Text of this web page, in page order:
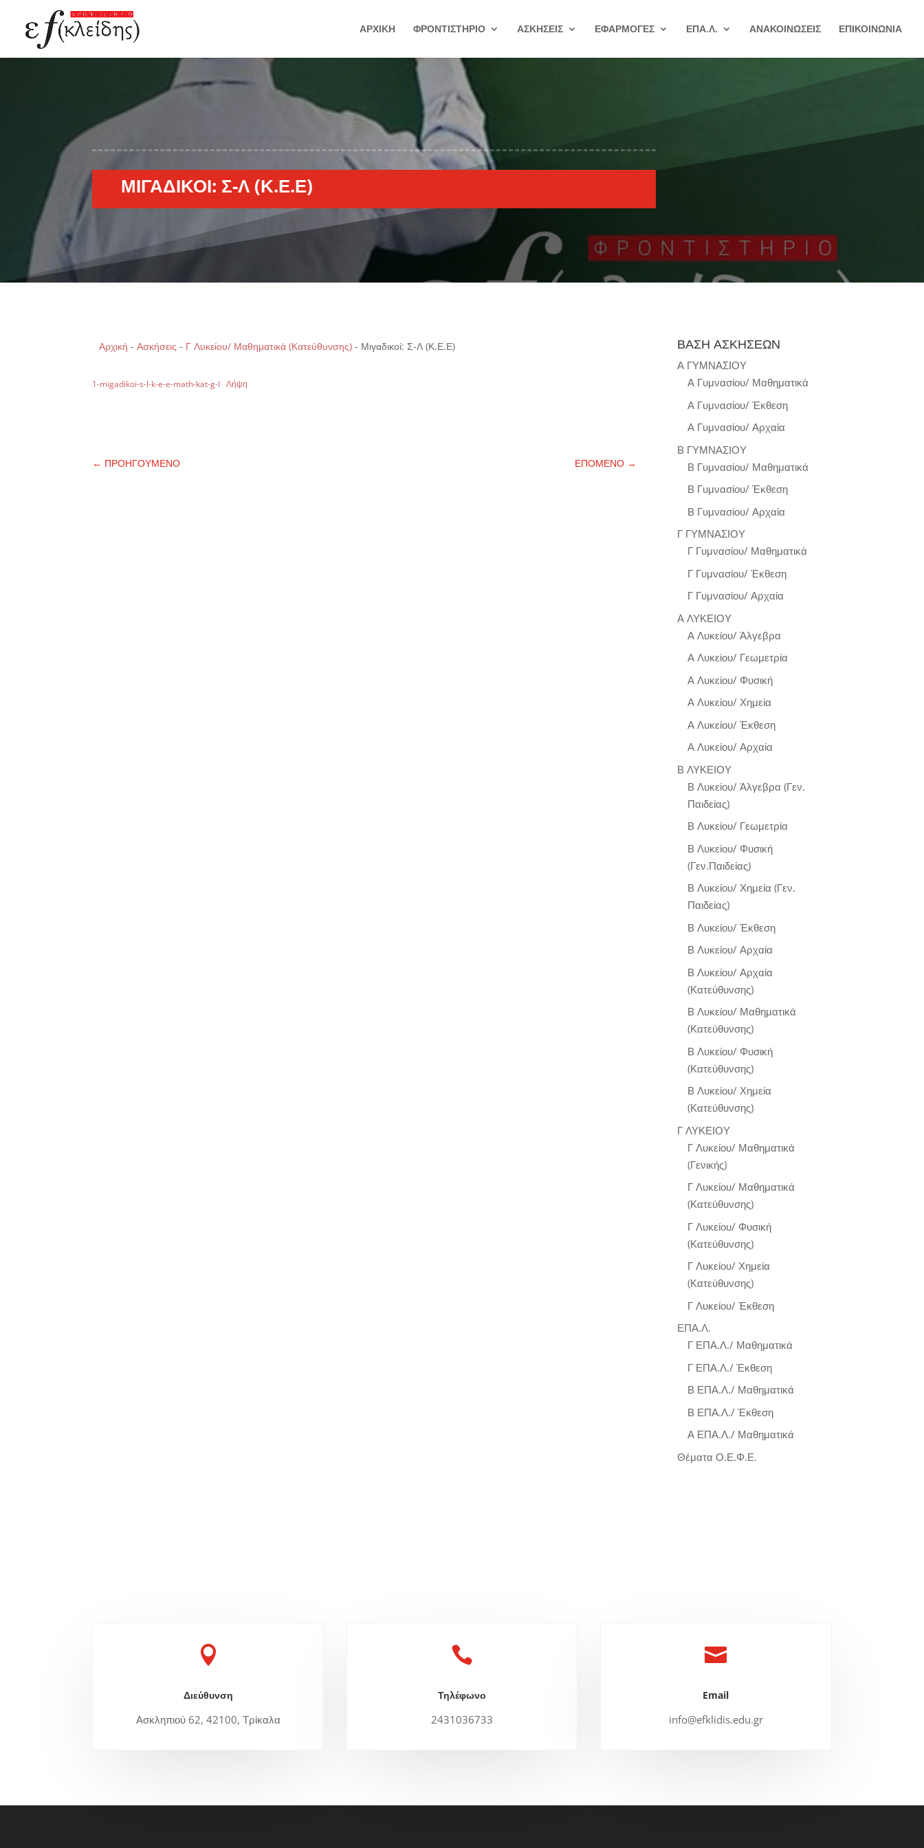
ΑΡΧΙΚΗ ΦΡΟΝΤΙΣΤΗΡΙΟ ΑΣΚΗΣΕΙΣ ΕΦΑΡΜΟΓΕΣ ΕΠΑ.Λ. ΑΝΑΚΟΙΝΩΣΕΙΣ ΕΠΙΚΟΙΝΩΝΙΑ
ΜΙΓΑΔΙΚΟΊ: Σ-Λ (Κ.Ε.Ε)
Αρχική -Ασκήσεις - Γ Λυκείου/ Μαθηματικά (Κατεύθυνσης) - Μιγαδικοί: Σ-Λ (Κ.Ε.Ε)
1-migadikoi-s-l-k-e-e-math-kat-g-l Λήψη
← ΠΡΟΗΓΟΥΜΕΝΟ ΕΠΟΜΕΝΟ →
ΒΑΣΗ ΑΣΚΗΣΕΩΝ
Α ΓΥΜΝΑΣΙΟΥ
Α Γυμνασίου/ Μαθηματικά
Α Γυμνασίου/ Έκθεση
Α Γυμνασίου/ Αρχαία
Β ΓΥΜΝΑΣΙΟΥ
Β Γυμνασίου/ Μαθηματικά
Β Γυμνασίου/ Έκθεση
Β Γυμνασίου/ Αρχαία
Γ ΓΥΜΝΑΣΙΟΥ
Γ Γυμνασίου/ Μαθηματικά
Γ Γυμνασίου/ Έκθεση
Γ Γυμνασίου/ Αρχαία
Α ΛΥΚΕΙΟΥ
Α Λυκείου/ Άλγεβρα
Α Λυκείου/ Γεωμετρία
Α Λυκείου/ Φυσική
Α Λυκείου/ Χημεία
Α Λυκείου/ Έκθεση
Α Λυκείου/ Αρχαία
Β ΛΥΚΕΙΟΥ
Β Λυκείου/ Άλγεβρα (Γεν.
Παιδείας)
Β Λυκείου/ Γεωμετρία
Β Λυκείου/ Φυσική
(Γεν.Παιδείας)
Β Λυκείου/ Χημεία (Γεν.
Παιδείας)
Β Λυκείου/ Έκθεση
Β Λυκείου/ Αρχαία
Β Λυκείου/ Αρχαία
(Κατεύθυνσης)
Β Λυκείου/ Μαθηματικά
(Κατεύθυνσης)
Β Λυκείου/ Φυσική
(Κατεύθυνσης)
Β Λυκείου/ Χημεία
(Κατεύθυνσης)
Γ ΛΥΚΕΙΟΥ
Γ Λυκείου/ Μαθηματικά
(Γενικής)
Γ Λυκείου/ Μαθηματικά
(Κατεύθυνσης)
Γ Λυκείου/ Φυσική
(Κατεύθυνσης)
Γ Λυκείου/ Χημεία
(Κατεύθυνσης)
Γ Λυκείου/ Έκθεση
ΕΠΑ.Λ.
Γ ΕΠΑ.Λ./ Μαθηματικά
Γ ΕΠΑ.Λ./ Έκθεση
Β ΕΠΑ.Λ./ Μαθηματικά
Β ΕΠΑ.Λ./ Έκθεση
Α ΕΠΑ.Λ./ Μαθηματικά
Θέματα Ο.Ε.Φ.Ε.

Διεύθυνση
Ασκληπιού 62, 42100, Τρίκαλα

Τηλέφωνο
2431036733

Email
info@efklidis.edu.gr